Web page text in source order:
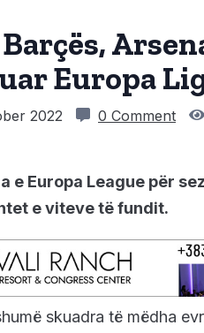
Barçës,
Europa
2022 0 Comment
e Europa League për
e viteve të fundit.
skuadra të mëdha